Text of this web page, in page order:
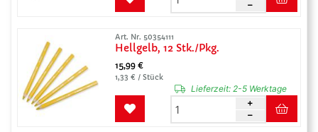
Art. Nr. 50354111
Hellgelb, 12 Stk./Pkg.
15,99 €
1,33 € / Stück
Lieferzeit:2-5 Werktage